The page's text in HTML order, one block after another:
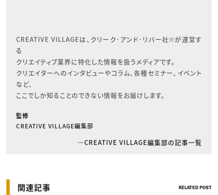
CREATIVE VILLAGEは、クリーク･アンド･リバー社※が運営す
る
クリエイティブ業界に特化した情報を扱うメディアです。
クリエイターへのインタビューやコラム、各種セミナー、イベント
など、
ここでしか知ることのできない情報をお届けします。
監修
CREATIVE VILLAGE編集部
CREATIVE VILLAGE編集部の記事一覧
関連記事 RELATED POST